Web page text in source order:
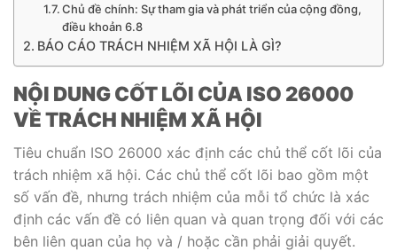
Chủ đề chính: Sự tham gia và phát triển của cộng đồng,
điều khoản 6.8
BÁO CÁO TRÁCH NHIỆM XÃ HỘI LÀ GÌ?
NỘI DUNG CỐT LÕI CỦA ISO 26000
VỀ TRÁCH NHIỆM XÃ HỘI
Tiêu chuẩn ISO 26000 xác định các chủ thể cốt lõi của
trách nhiệm xã hội. Các chủ thể cốt lõi bao gồm một
số vấn đề, nhưng trách nhiệm của mỗi tổ chức là xác
định các vấn đề có liên quan và quan trọng đối với các
bên liên quan của họ và / hoặc cần phải giải quyết.